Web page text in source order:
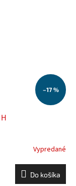
–17 %
Vypredané
Do košíka